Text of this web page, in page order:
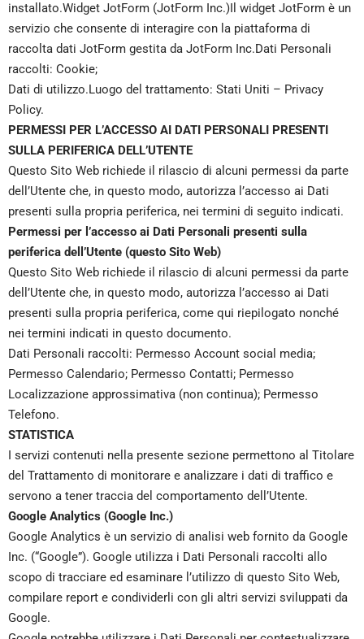
installato.Widget JotForm (JotForm Inc.)Il widget JotForm è un
servizio che consente di interagire con la piattaforma di
raccolta dati JotForm gestita da JotForm Inc.Dati Personali
raccolti: Cookie;
Dati di utilizzo.Luogo del trattamento: Stati Uniti – Privacy
Policy.
PERMESSI PER L’ACCESSO AI DATI PERSONALI PRESENTI
SULLA PERIFERICA DELL’UTENTE
Questo Sito Web richiede il rilascio di alcuni permessi da parte
dell’Utente che, in questo modo, autorizza l’accesso ai Dati
presenti sulla propria periferica, nei termini di seguito indicati.
Permessi per l’accesso ai Dati Personali presenti sulla
periferica dell’Utente (questo Sito Web)
Questo Sito Web richiede il rilascio di alcuni permessi da parte
dell’Utente che, in questo modo, autorizza l’accesso ai Dati
presenti sulla propria periferica, come qui riepilogato nonché
nei termini indicati in questo documento.
Dati Personali raccolti: Permesso Account social media;
Permesso Calendario; Permesso Contatti; Permesso
Localizzazione approssimativa (non continua); Permesso
Telefono.
STATISTICA
I servizi contenuti nella presente sezione permettono al Titolare
del Trattamento di monitorare e analizzare i dati di traffico e
servono a tener traccia del comportamento dell’Utente.
Google Analytics (Google Inc.)
Google Analytics è un servizio di analisi web fornito da Google
Inc. (“Google”). Google utilizza i Dati Personali raccolti allo
scopo di tracciare ed esaminare l’utilizzo di questo Sito Web,
compilare report e condividerli con gli altri servizi sviluppati da
Google.